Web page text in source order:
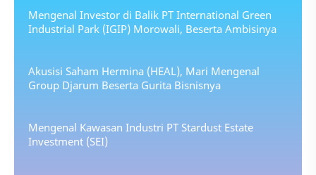
Mengenal Investor di Balik PT International Green
Industrial Park (IGIP) Morowali, Beserta Ambisinya
Akusisi Saham Hermina (HEAL), Mari Mengenal
Group Djarum Beserta Gurita Bisnisnya
Mengenal Kawasan Industri PT Stardust Estate
Investment (SEI)